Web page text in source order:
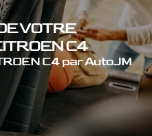
VOTRE
C4
C4 par AutoJM